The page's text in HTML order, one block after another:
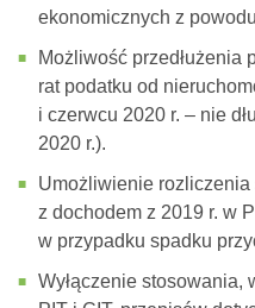
ekonomicznych z
Możliwość przedłużenia
rat podatku od
i czerwcu 2020 r. – nie
2020 r.).
Umożliwienie rozliczenia
z dochodem z 2019 r. w
w przypadku spadku
Wyłączenie stosowania,